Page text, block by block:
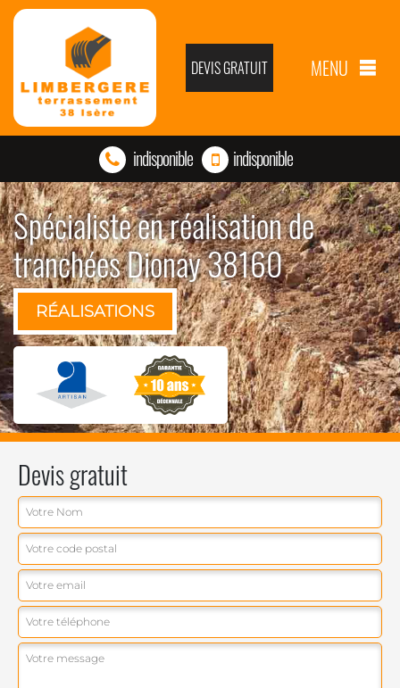
DEVIS GRATUIT MENU
indisponible indisponible
Spécialiste en réalisation de
tranchées Dionay 38160
RÉALISATIONS
Devis gratuit